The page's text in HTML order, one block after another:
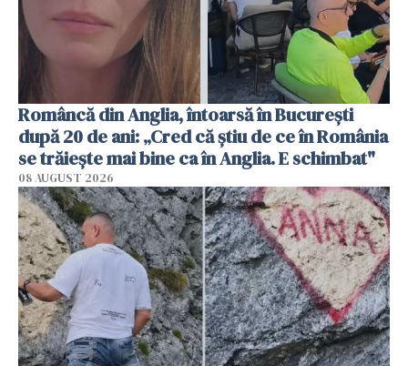
Româncă din Anglia, întoarsă în București
după 20 de ani: „Cred că știu de ce în România
se trăiește mai bine ca în Anglia. E schimbat"
08 AUGUST 2026